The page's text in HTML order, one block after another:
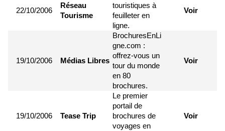
22/10/2006
Réseau
Tourisme
touristiques à
feuilleter en
ligne.
Voir
19/10/2006 Médias Libres
BrochuresEnLi
gne.com :
offrez-vous un
tour du monde
en 80
brochures.
Voir
19/10/2006 Tease Trip
Le premier
portail de
brochures de
voyages en
Voir